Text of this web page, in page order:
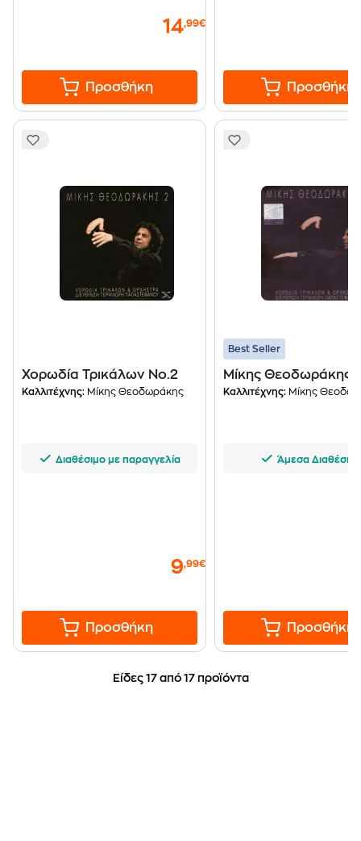
14,99€
Προσθήκη Προσθήκη
Χορωδία Τρικάλων Νο.2
Καλλιτέχνης: Μίκης Θεοδωράκης
Διαθέσιμο με παραγγελία
9,99€
Προσθήκη
Best Seller
Μίκης Θεοδωράκης 1
Καλλιτέχνης: Μίκης
Άμεσα Διαθέσιμο
Προσθήκη
Είδες 17 από 17 προϊόντα